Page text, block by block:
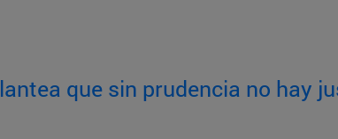
que sin prudencia no hay